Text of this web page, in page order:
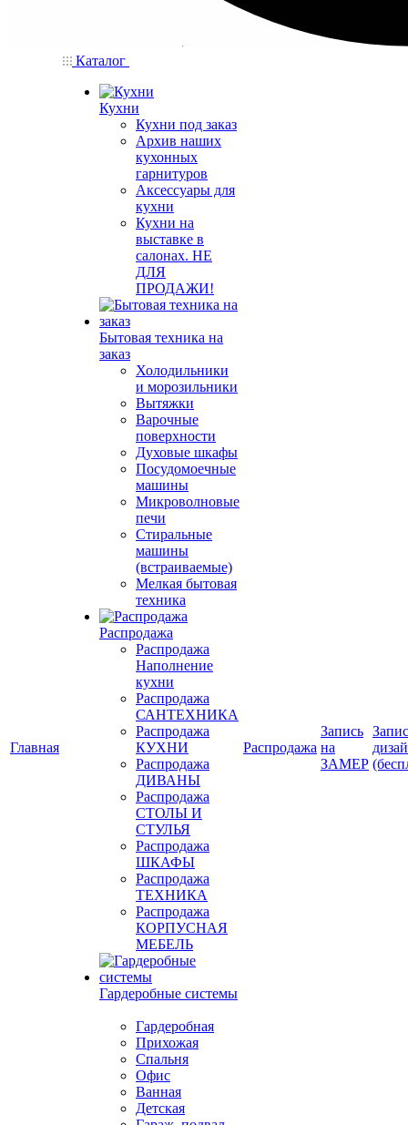
Главная
Каталог
Кухни
Кухни под заказ
Архив наших
кухонных
гарнитуров
Аксессуары для
кухни
Кухни на
выставке в
салонах. НЕ
ДЛЯ
ПРОДАЖИ!
Бытовая техника на
заказ
Холодильники
и морозильники
Вытяжки
Варочные
поверхности
Духовые шкафы
Посудомоечные
машины
Микроволновые
печи
Стиральные
машины
(встраиваемые)
Мелкая бытовая
техника
Распродажа
Распродажа
Наполнение
кухни
Распродажа
САНТЕХНИКА
Распродажа
КУХНИ
Распродажа
ДИВАНЫ
Распродажа
СТОЛЫ И
СТУЛЬЯ
Распродажа
ШКАФЫ
Распродажа
ТЕХНИКА
Распродажа
КОРПУСНАЯ
МЕБЕЛЬ
Гардеробные системы
Гардеробная
Прихожая
Спальня
Офис
Ванная
Детская
Распродажа
Запись
на
ЗАМЕР